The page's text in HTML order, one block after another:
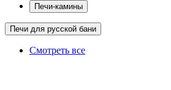
Печи-камины
Печи для русской бани
Смотреть все